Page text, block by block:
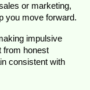
or marketing,
you move forward.
impulsive
from honest
consistent with